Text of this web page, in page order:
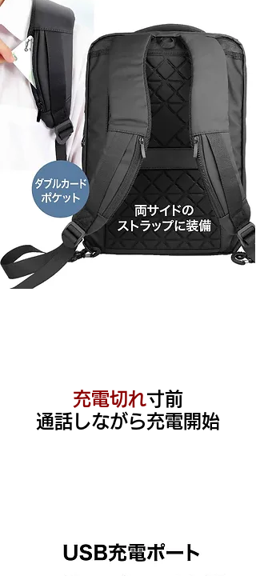
充電切れ寸前
通話しながら充電開始